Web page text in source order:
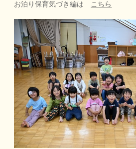
お泊り保育気づき編は こちら